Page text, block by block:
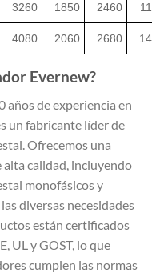
3260 1850 2460
4080 2060 2680
Evernew?
años de experiencia en
un fabricante líder de
Ofrecemos una
calidad, incluyendo
monofásicos y
diversas necesidades
están certificados
UL y GOST, lo que
cumplen las normas